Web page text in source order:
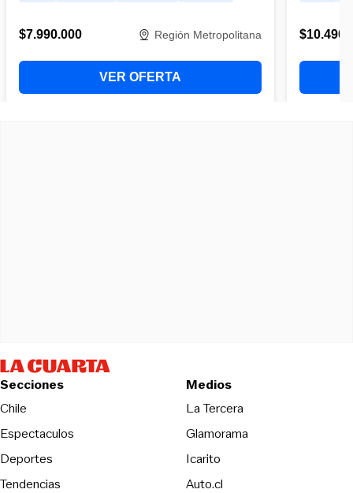
Secciones
Chile
Espectaculos
Deportes
Tendencias
Medios
La TerceraOpens in new
Glamorama
Icarito
Auto.cl